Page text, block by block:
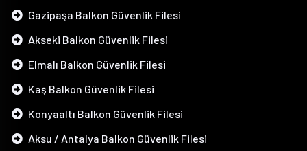
Gazipaşa Balkon Güvenlik Filesi
Akseki Balkon Güvenlik Filesi
Elmalı Balkon Güvenlik Filesi
Kaş Balkon Güvenlik Filesi
Konyaaltı Balkon Güvenlik Filesi
Aksu / Antalya Balkon Güvenlik Filesi